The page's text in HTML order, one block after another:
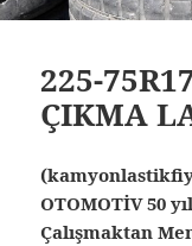
225-
ÇIKMA
OTOMOTİV 50
Çalışmaktan